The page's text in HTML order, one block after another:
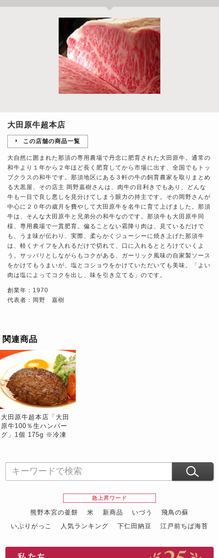
大田原牛超本店
この店舗の商品一覧
大自然に囲まれた那須の専用農場で丹念に肥育された大田原牛。通常の
和牛より１年から２年ほど長く肥育してから市場に出す、全国でもトッ
プクラスの和牛です。那須地区にある３軒の牛の飼育農家を取りまとめ
る大黒屋、その店主 岡野嘉樹さんは、肉牛の目利きでもあり、どんな
牛も一目で良し悪しを見分けてしまう眼力の持主です。その岡野さんが
中心に２０年の歳月を費やして大田原牛を名牛に育て上げました。那須
牛は、そんな大田原牛と兄弟分の和牛なのです。那須牛も大田原牛同
様、専用農場で一貫肥育。偏ることない霜降り肉は、見ているだけで
も、うま味が伝わり、実際、柔らかくジューシーに焼き上げた那須牛
は、軽くナイフを入れるだけで切れて、口に入れるととろけていくよ
う。サッパリとしながらもコクがある、ガーリック風味の自家製ソース
をかけてもうまいが、塩とコショウをかけていただいても美味。「よい
肉は塩によってコクを出し、味を引き立てる」のです。
創業年：1970
代表者：岡野 嘉樹
関連商品
大田原牛超本店「大田
原牛100％生ハンバー
グ」1個 175g ※冷凍
急上昇ワード
熊野本宮の釜餅 米 新商品 いづう
飛鳥の蘇
いぶりがっこ
人気ランキング 下仁田納豆
江戸前ちば海苔